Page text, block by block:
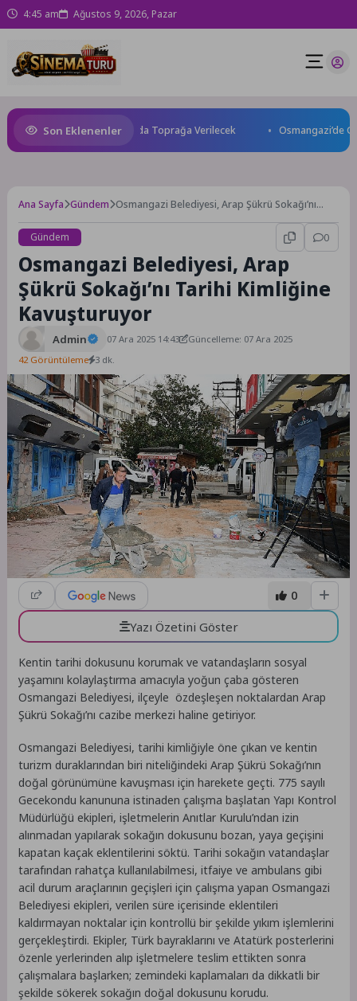
4:45 am Ağustos 9, 2026, Pazar
Son Eklenenler
Kuzey Makedonya’da Toprağa Verilecek Osmangazi’de
Ana Sayfa Gündem Osmangazi Belediyesi, Arap Şükrü Sokağı’nı
Gündem
0
Osmangazi Belediyesi, Arap
Şükrü Sokağı’nı Tarihi Kimliğine
Kavuşturuyor
Admin 07 Ara 2025 14:43
Güncelleme: 07 Ara 2025
42 Görüntüleme 3 dk.
0
Yazı Özetini Göster
Kentin tarihi dokusunu korumak ve vatandaşların sosyal
yaşamını kolaylaştırma amacıyla yoğun çaba gösteren
Osmangazi Belediyesi, ilçeyle özdeşleşen noktalardan Arap
Şükrü Sokağı’nı cazibe merkezi haline getiriyor.
Osmangazi Belediyesi, tarihi kimliğiyle öne çıkan ve kentin
turizm duraklarından biri niteliğindeki Arap Şükrü Sokağı’nın
doğal görünümüne kavuşması için harekete geçti. 775 sayılı
Gecekondu kanununa istinaden çalışma başlatan Yapı Kontrol
Müdürlüğü ekipleri, işletmelerin Anıtlar Kurulu’ndan izin
alınmadan yapılarak sokağın dokusunu bozan, yaya geçişini
kapatan kaçak eklentilerini söktü. Tarihi sokağın vatandaşlar
tarafından rahatça kullanılabilmesi, itfaiye ve ambulans gibi
acil durum araçlarının geçişleri için çalışma yapan Osmangazi
Belediyesi ekipleri, verilen süre içerisinde eklentileri
kaldırmayan noktalar için kontrollü bir şekilde yıkım işlemlerini
gerçekleştirdi. Ekipler, Türk bayraklarını ve Atatürk posterlerini
özenle yerlerinden alıp işletmelere teslim ettikten sonra
çalışmalara başlarken; zemindeki kaplamaları da dikkatli bir
şekilde sökerek sokağın doğal dokusunu korudu.